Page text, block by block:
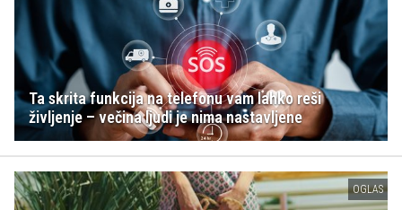
Ta skrita funkcija na telefonu vam lahko reši
življenje – večina ljudi je nima nastavljene
OGLAS